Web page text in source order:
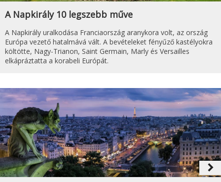
A Napkirály 10 legszebb műve
A Napkirály uralkodása Franciaország aranykora volt, az ország
Európa vezető hatalmává vált. A bevételeket fényűző kastélyokra
költötte, Nagy-Trianon, Saint Germain, Marly és Versailles
elkápráztatta a korabeli Európát.
navigate_next